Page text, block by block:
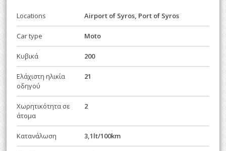
Locations Airport of Syros, Port of Syros
Car type Moto
Κυβικά 200
Ελάχιστη ηλικία
οδηγού
21
Χωρητικότητα σε
άτομα
2
Κατανάλωση 3,1lt/100km